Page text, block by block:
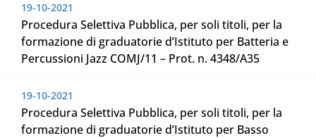
19-10-2021
Procedura Selettiva Pubblica, per soli titoli, per la
formazione di graduatorie d’Istituto per Batteria e
Percussioni Jazz COMJ/11 – Prot. n. 4348/A35
19-10-2021
Procedura Selettiva Pubblica, per soli titoli, per la
formazione di graduatorie d’Istituto per Basso